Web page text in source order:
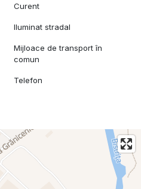
Curent
Iluminat stradal
Mijloace de transport în
comun
Telefon